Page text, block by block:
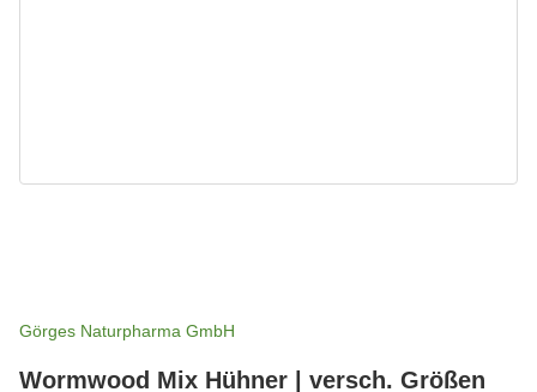
Görges Naturpharma GmbH
Wormwood Mix Hühner | versch. Größen